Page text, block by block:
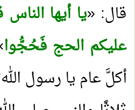
قال: «يا أيها
عليكم الحج فَحُجُّوا
أكلَّ عام يا رسول